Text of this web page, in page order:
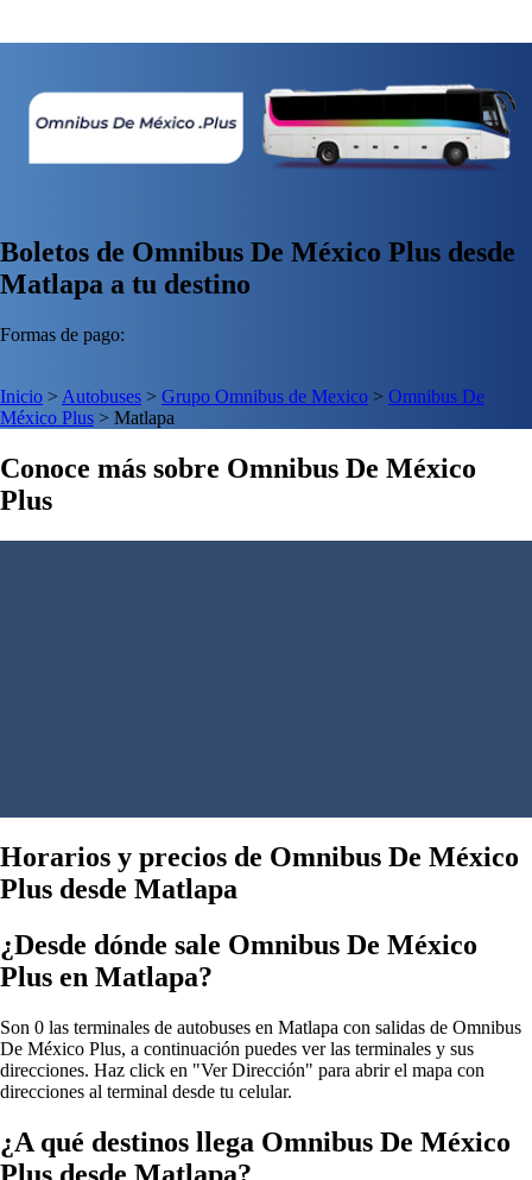
Boletos de Omnibus De México Plus desde
Matlapa a tu destino
Formas de pago:
Inicio > Autobuses > Grupo Omnibus de Mexico > Omnibus De
México Plus > Matlapa
Conoce más sobre Omnibus De México
Plus
Horarios y precios de Omnibus De México
Plus desde Matlapa
¿Desde dónde sale Omnibus De México
Plus en Matlapa?
Son 0 las terminales de autobuses en Matlapa con salidas de Omnibus
De México Plus, a continuación puedes ver las terminales y sus
direcciones. Haz click en "Ver Dirección" para abrir el mapa con
direcciones al terminal desde tu celular.
¿A qué destinos llega Omnibus De México
Plus desde Matlapa?